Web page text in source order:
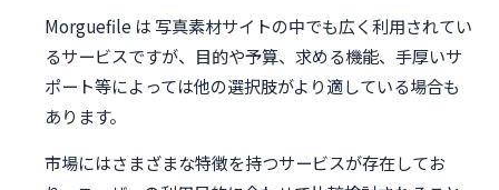
Morguefile は 写真素材サイトの中でも広く利用されてい
るサービスですが、目的や予算、求める機能、手厚いサ
ポート等によっては他の選択肢がより適している場合も
あります。
市場にはさまざまな特徴を持つサービスが存在してお